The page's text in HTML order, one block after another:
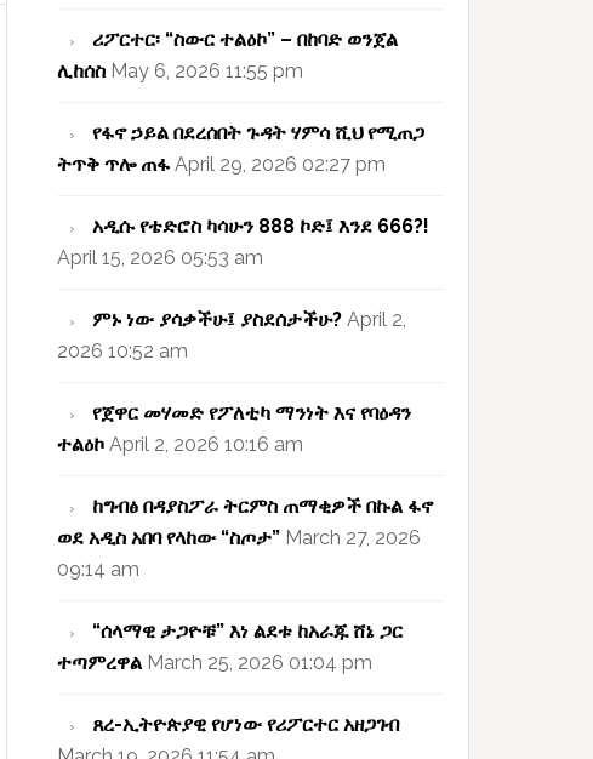
ሪፖርተር፡ “ስውር ተልዕኮ” – በከባድ ወንጀል
ሊከሰስ May 6, 2026 11:55 pm
የፋኖ ኃይል በደረሰበት ጉዳት ሃምሳ ሺህ የሚጠጋ
ትጥቅ ጥሎ ጠፋ April 29, 2026 02:27 pm
አዲሱ የቴድሮስ ካሳሁን 888 ኮድ፤ እንደ 666?!
April 15, 2026 05:53 am
ምኑ ነው ያሳቃችሁ፤ ያስደሰታችሁ? April 2,
2026 10:52 am
የጀዋር መሃመድ የፖለቲካ ማንነት እና የባዕዳን
ተልዕኮ April 2, 2026 10:16 am
ከግብፅ በዳያስፖራ ትርምስ ጠማቂዎች በኩል ፋኖ
ወደ አዲስ አበባ የላከው “ስጦታ” March 27, 2026
09:14 am
“ሰላማዊ ታጋዮቹ” እነ ልደቱ ከአራጁ ሸኔ ጋር
ተጣምረዋል March 25, 2026 01:04 pm
ጸረ-ኢትዮጵያዊ የሆነው የሪፖርተር አዘጋገብ